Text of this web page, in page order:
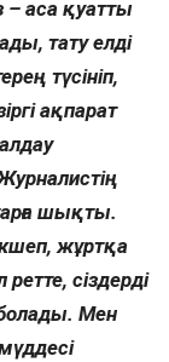
– аса қуатты
тату елді
түсініп,
ақпарат
шықты.
жұртқа
сіздерді
болады. Мен